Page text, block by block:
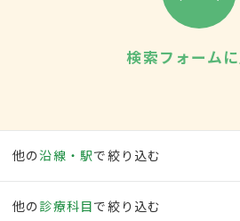
検索フォーム
他の沿線・駅で絞り込む
他の 診療科目で絞り込む